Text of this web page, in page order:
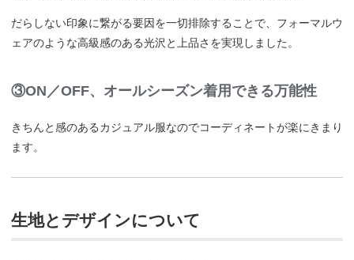
だらしない印象に繋がる要因を一切排除することで、フォーマルウ
ェアのような高級感のある光沢と上品さを実現しました。
③ON／OFF、オールシーズン着用できる万能性
きちんと感のあるカジュアル服なのでコーディネートが楽にきまり
ます。
生地とデザインについて